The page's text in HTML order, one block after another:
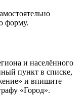
форму.
и населённого
пункт в списке,
и впишите
«Город».